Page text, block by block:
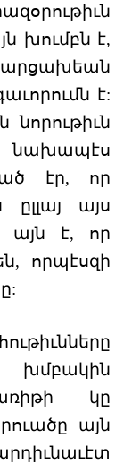
խումբն է,
է:
նորութիւն
էր, որ
այս
այն է, որ
որպէսզի
կը
այն